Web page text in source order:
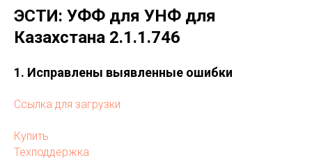
ЭСТИ: УФФ для УНФ для
Казахстана 2.1.1.746
1. Исправлены выявленные ошибки
Ссылка для загрузки
Купить
Техподдержка